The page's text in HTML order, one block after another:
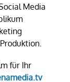
Media
für Ihr